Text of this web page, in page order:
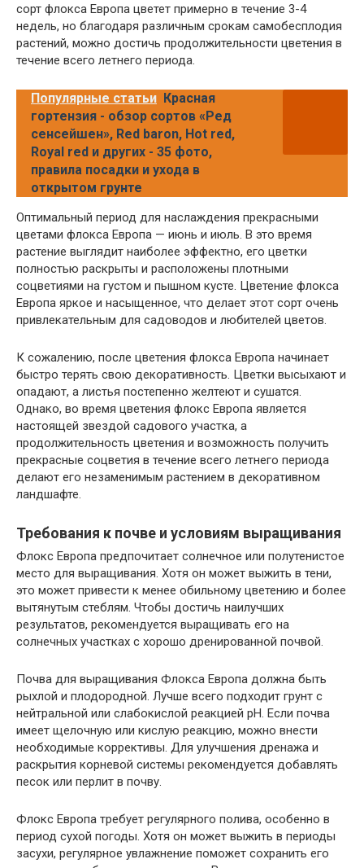
сорт флокса Европа цветет примерно в течение 3-4
недель, но благодаря различным срокам самобесплодия
растений, можно достичь продолжительности цветения в
течение всего летнего периода.
Популярные статьи Красная
гортензия - обзор сортов «Ред
сенсейшен», Red baron, Hot red,
Royal red и других - 35 фото,
правила посадки и ухода в
открытом грунте
Оптимальный период для наслаждения прекрасными
цветами флокса Европа — июнь и июль. В это время
растение выглядит наиболее эффектно, его цветки
полностью раскрыты и расположены плотными
соцветиями на густом и пышном кусте. Цветение флокса
Европа яркое и насыщенное, что делает этот сорт очень
привлекательным для садоводов и любителей цветов.
К сожалению, после цветения флокса Европа начинает
быстро терять свою декоративность. Цветки высыхают и
опадают, а листья постепенно желтеют и сушатся.
Однако, во время цветения флокс Европа является
настоящей звездой садового участка, а
продолжительность цветения и возможность получить
прекрасные соцветия в течение всего летнего периода
делают его незаменимым растением в декоративном
ландшафте.
Требования к почве и условиям выращивания
Флокс Европа предпочитает солнечное или полутенистое
место для выращивания. Хотя он может выжить в тени,
это может привести к менее обильному цветению и более
вытянутым стеблям. Чтобы достичь наилучших
результатов, рекомендуется выращивать его на
солнечных участках с хорошо дренированной почвой.
Почва для выращивания Флокса Европа должна быть
рыхлой и плодородной. Лучше всего подходит грунт с
нейтральной или слабокислой реакцией pH. Если почва
имеет щелочную или кислую реакцию, можно внести
необходимые коррективы. Для улучшения дренажа и
раскрытия корневой системы рекомендуется добавлять
песок или перлит в почву.
Флокс Европа требует регулярного полива, особенно в
период сухой погоды. Хотя он может выжить в периоды
засухи, регулярное увлажнение поможет сохранить его